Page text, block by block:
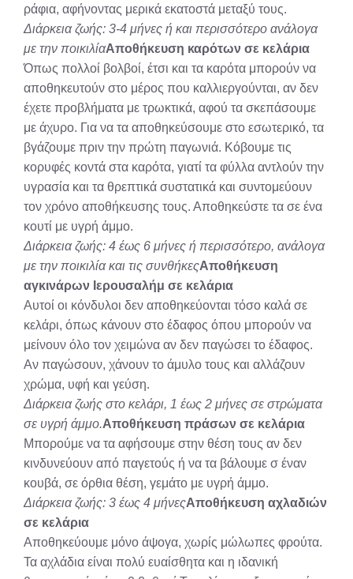
ράφια, αφήνοντας μερικά εκατοστά μεταξύ τους.
Διάρκεια ζωής: 3-4 μήνες ή και περισσότερο ανάλογα
με την ποικιλίαΑποθήκευση καρότων σε κελάρια
Όπως πολλοί βολβοί, έτσι και τα καρότα μπορούν να
αποθηκευτούν στο μέρος που καλλιεργούνται, αν δεν
έχετε προβλήματα με τρωκτικά, αφού τα σκεπάσουμε
με άχυρο. Για να τα αποθηκεύσουμε στο εσωτερικό, τα
βγάζουμε πριν την πρώτη παγωνιά. Κόβουμε τις
κορυφές κοντά στα καρότα, γιατί τα φύλλα αντλούν την
υγρασία και τα θρεπτικά συστατικά και συντομεύουν
τον χρόνο αποθήκευσης τους. Αποθηκεύστε τα σε ένα
κουτί με υγρή άμμο.
Διάρκεια ζωής: 4 έως 6 μήνες ή περισσότερο, ανάλογα
με την ποικιλία και τις συνθήκεςΑποθήκευση
αγκινάρων Ιερουσαλήμ σε κελάρια
Αυτοί οι κόνδυλοι δεν αποθηκεύονται τόσο καλά σε
κελάρι, όπως κάνουν στο έδαφος όπου μπορούν να
μείνουν όλο τον χειμώνα αν δεν παγώσει το έδαφος.
Αν παγώσουν, χάνουν το άμυλο τους και αλλάζουν
χρώμα, υφή και γεύση.
Διάρκεια ζωής στο κελάρι, 1 έως 2 μήνες σε στρώματα
σε υγρή άμμο.Αποθήκευση πράσων σε κελάρια
Μπορούμε να τα αφήσουμε στην θέση τους αν δεν
κινδυνεύουν από παγετούς ή να τα βάλουμε σ έναν
κουβά, σε όρθια θέση, γεμάτο με υγρή άμμο.
Διάρκεια ζωής: 3 έως 4 μήνεςΑποθήκευση αχλαδιών
σε κελάρια
Αποθηκεύουμε μόνο άψογα, χωρίς μώλωπες φρούτα.
Τα αχλάδια είναι πολύ ευαίσθητα και η ιδανική